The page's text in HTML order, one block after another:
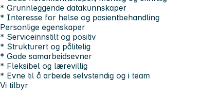
* Grunnleggende datakunnskaper
* Interesse for helse og pasientbehandling
Personlige egenskaper
* Serviceinnstilt og positiv
* Strukturert og pålitelig
* Gode samarbeidsevner
* Fleksibel og lærevillig
* Evne til å arbeide selvstendig og i team
Vi tilbyr